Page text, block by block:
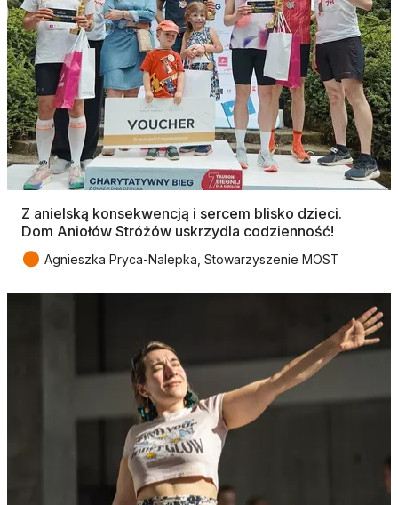
Z anielską konsekwencją i sercem blisko dzieci.
Dom Aniołów Stróżów uskrzydla codzienność!
● Agnieszka Pryca-Nalepka, Stowarzyszenie MOST